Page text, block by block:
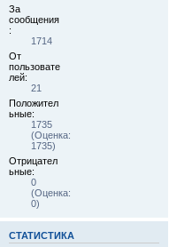
За
сообщения
:
1714
От
пользовате
лей:
21
Положител
ьные:
1735
(Оценка:
1735)
Отрицател
ьные:
0
(Оценка:
0)
СТАТИСТИКА